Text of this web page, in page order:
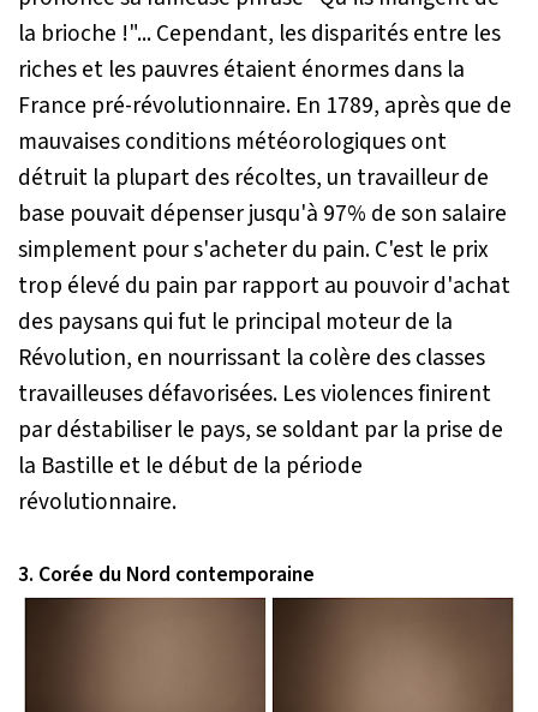
la brioche !"... Cependant, les disparités entre les
riches et les pauvres étaient énormes dans la
France pré-révolutionnaire. En 1789, après que de
mauvaises conditions météorologiques ont
détruit la plupart des récoltes, un travailleur de
base pouvait dépenser jusqu'à 97% de son salaire
simplement pour s'acheter du pain. C'est le prix
trop élevé du pain par rapport au pouvoir d'achat
des paysans qui fut le principal moteur de la
Révolution, en nourrissant la colère des classes
travailleuses défavorisées. Les violences finirent
par déstabiliser le pays, se soldant par la prise de
la Bastille et le début de la période
révolutionnaire.
3. Corée du Nord contemporaine